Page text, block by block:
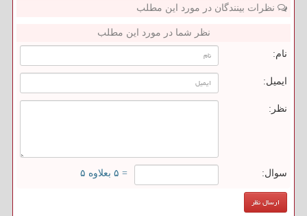
نظرات بینندگان در مورد این مطلب
نظر شما در مورد این مطلب
نام:
ایمیل:
نظر:
سوال: = ۵ بعلاوه ۵